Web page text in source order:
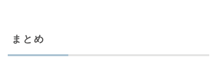
まとめ